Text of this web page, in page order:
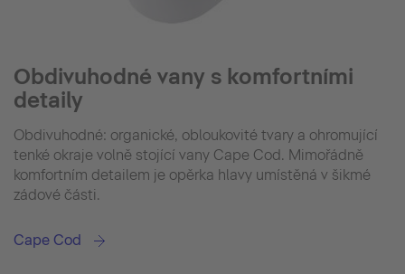
Obdivuhodné vany s komfortními
detaily
Obdivuhodné: organické, obloukovité tvary a ohromující
tenké okraje volně stojící vany Cape Cod. Mimořádně
komfortním detailem je opěrka hlavy umístěná v šikmé
zádové části.
Cape Cod